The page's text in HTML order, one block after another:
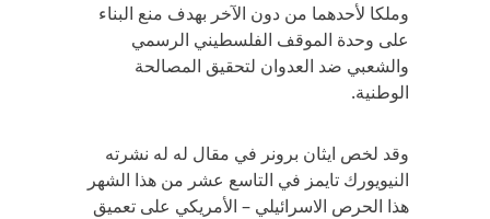
وملكا لأحدهما من دون الآخر بهدف منع البناء
على وحدة الموقف الفلسطيني الرسمي
والشعبي ضد العدوان لتحقيق المصالحة
الوطنية.
وقد لخص ايثان برونر في مقال له له نشرته
النيويورك تايمز في التاسع عشر من هذا الشهر
هذا الحرص الاسرائيلي – الأمريكي على تعميق